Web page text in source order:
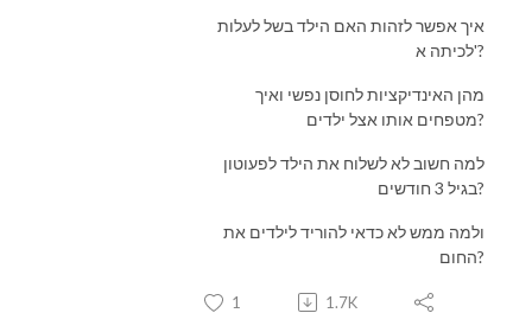
איך אפשר לזהות האם הילד בשל לעלות
לכיתה א'?
מהן האינדיקציות לחוסן נפשי ואיך
מטפחים אותו אצל ילדים?
למה חשוב לא לשלוח את הילד לפעוטון
בגיל 3 חודשים?
ולמה ממש לא כדאי להוריד לילדים את
החום?
1 1.7K